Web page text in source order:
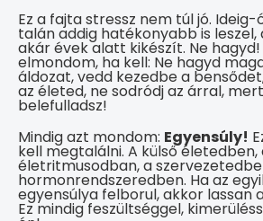
Ez a fajta stressz nem túl jó.
talán addig hatékonyabb is leszel,
akár évek alatt kikészít. Ne hagyd!
elmondom, ha kell: Ne hagyd
áldozat, vedd kezedbe a
az életed, ne sodródj az árral,
belefulladsz!
Mindig azt mondom: Egyensúly!
kell megtalálni. A külső életedben,
életritmusodban, a
hormonrendszeredben. Ha az
egyensúlya felborul, akkor lassan
Ez mindig feszültséggel,